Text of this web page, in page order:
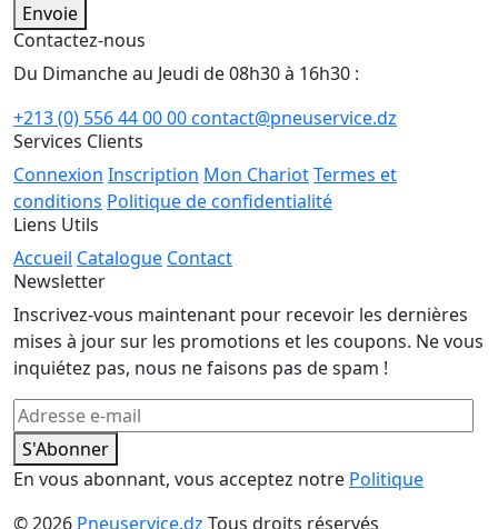
Envoie
Contactez-nous
Du Dimanche au Jeudi de 08h30 à 16h30 :
+213 (0) 556 44 00 00contact@pneuservice.dz
Services Clients
Connexion Inscription Mon ChariotTermes et
conditions Politique de confidentialité
Liens Utils
Accueil Catalogue Contact
Newsletter
Inscrivez-vous maintenant pour recevoir les dernières
mises à jour sur les promotions et les coupons. Ne vous
inquiétez pas, nous ne faisons pas de spam !
S'Abonner
En vous abonnant, vous acceptez notre Politique
© 2026 Pneuservice.dz Tous droits réservés